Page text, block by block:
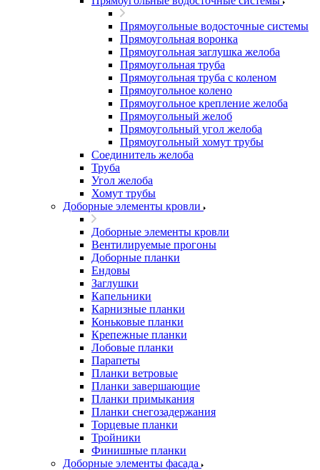
Прямоугольные водосточные системы
Прямоугольная воронка
Прямоугольная заглушка желоба
Прямоугольная труба
Прямоугольная труба c коленом
Прямоугольное колено
Прямоугольное крепление желоба
Прямоугольный желоб
Прямоугольный угол желоба
Прямоугольный хомут трубы
Соединитель желоба
Труба
Угол желоба
Хомут трубы
Доборные элементы кровли
Доборные элементы кровли
Вентилируемые прогоны
Доборные планки
Ендовы
Заглушки
Капельники
Карнизные планки
Коньковые планки
Крепежные планки
Лобовые планки
Парапеты
Планки ветровые
Планки завершающие
Планки примыкания
Планки снегозадержания
Торцевые планки
Тройники
Финишные планки
Доборные элементы фасада